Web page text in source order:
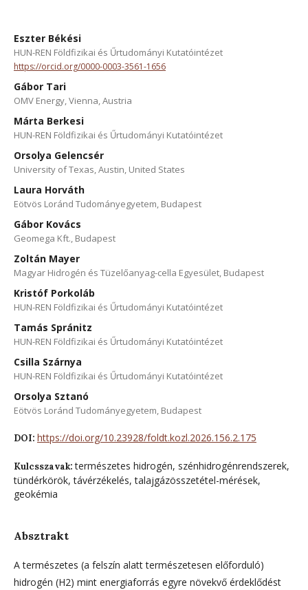
Eszter Békési
HUN-REN Földfizikai és Űrtudományi Kutatóintézet
https://orcid.org/0000-0003-3561-1656
Gábor Tari
OMV Energy, Vienna, Austria
Márta Berkesi
HUN-REN Földfizikai és Űrtudományi Kutatóintézet
Orsolya Gelencsér
University of Texas, Austin, United States
Laura Horváth
Eötvös Loránd Tudományegyetem, Budapest
Gábor Kovács
Geomega Kft., Budapest
Zoltán Mayer
Magyar Hidrogén és Tüzelőanyag-cella Egyesület, Budapest
Kristóf Porkoláb
HUN-REN Földfizikai és Űrtudományi Kutatóintézet
Tamás Spránitz
HUN-REN Földfizikai és Űrtudományi Kutatóintézet
Csilla Szárnya
HUN-REN Földfizikai és Űrtudományi Kutatóintézet
Orsolya Sztanó
Eötvös Loránd Tudományegyetem, Budapest
DOI: https://doi.org/10.23928/foldt.kozl.2026.156.2.175
Kulcsszavak:természetes hidrogén, szénhidrogénrendszerek,
tündérkörök, távérzékelés, talajgázösszetétel-mérések,
geokémia
Absztrakt
A természetes (a felszín alatt természetesen előforduló)
hidrogén (H2) mint energiaforrás egyre növekvő érdeklődést